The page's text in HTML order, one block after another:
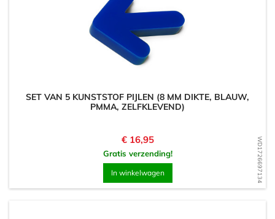
WD1726697134
SET VAN 5 KUNSTSTOF PIJLEN (8 MM DIKTE, BLAUW,
PMMA, ZELFKLEVEND)
Prijs
€ 16,95
Gratis verzending!
In winkelwagen